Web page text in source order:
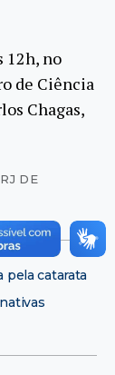
12h, no
de Ciência
Chagas,
DE
pela catarata